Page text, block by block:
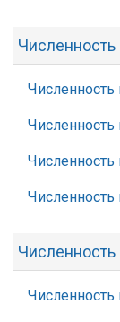
Численность
Численность
Численность
Численность